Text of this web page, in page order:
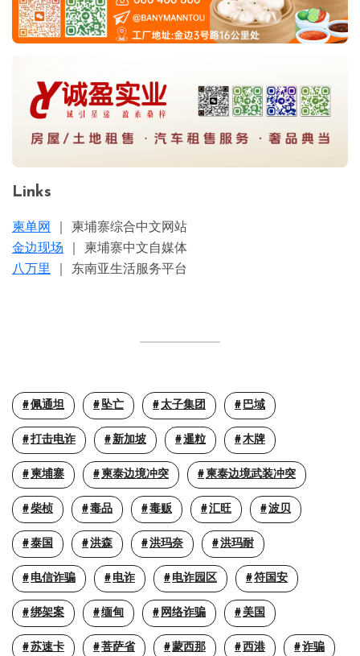
Links
柬单网
｜ 柬埔寨综合中文网站
金边现场 ｜ 柬埔寨中文自媒体
八万里
｜ 东南亚生活服务平台
佩通坦 坠亡 太子集团 巴域
打击电诈 新加坡 暹粒 木牌
柬埔寨 柬泰边境冲突 柬泰边境武装冲突
柴桢 毒品 毒贩 汇旺 波贝
泰国 洪森 洪玛奈 洪玛耐
电信诈骗 电诈 电诈园区 符国安
绑架案 缅甸 网络诈骗 美国
苏速卡 菩萨省 蒙西那 西港 诈骗